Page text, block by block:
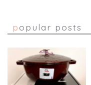
popular posts